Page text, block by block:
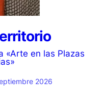
«Arte en las Plazas
2026